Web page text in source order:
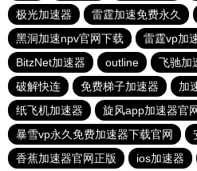
极光加速器
雷霆加速免费永久
黑洞加速npv官网下载
雷霆vp加
BitzNet加速器
outline 飞驰加
破解快连
免费梯子加速器
加
纸飞机加速器
旋风app加速器官
暴雪vp永久免费加速器下载官网
香蕉加速器官网正版
ios加速器